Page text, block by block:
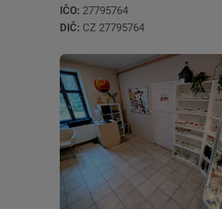
IČO: 27795764
DIČ: CZ 27795764